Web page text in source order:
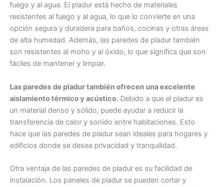
fuego y al agua. El pladur está hecho de materiales
resistentes al fuego y al agua, lo que lo convierte en una
opción segura y duradera para baños, cocinas y otras áreas
de alta humedad. Además, las paredes de pladur también
son resistentes al moho y al óxido, lo que significa que son
fáciles de mantener y limpiar.
Las paredes de pladur también ofrecen una excelente
aislamiento térmico y acústico. Debido a que el pladur es
un material denso y sólido, puede ayudar a reducir la
transferencia de calor y sonido entre habitaciones. Esto
hace que las paredes de pladur sean ideales para hogares y
edificios donde se desea privacidad y tranquilidad.
Otra ventaja de las paredes de pladur es su facilidad de
instalación. Los paneles de pladur se pueden cortar y